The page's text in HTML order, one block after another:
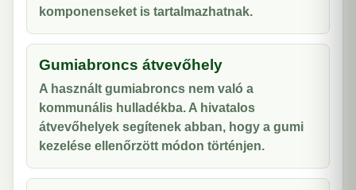
komponenseket is tartalmazhatnak.
Gumiabroncs átvevőhely
A használt gumiabroncs nem való a
kommunális hulladékba. A hivatalos
átvevőhelyek segítenek abban, hogy a gumi
kezelése ellenőrzött módon történjen.